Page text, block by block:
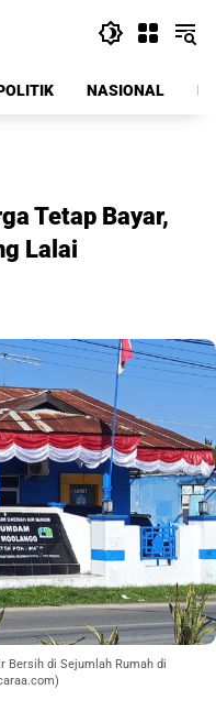
NASIONAL
Tetap Bayar,
Lalai
Bersih di Sejumlah Rumah di